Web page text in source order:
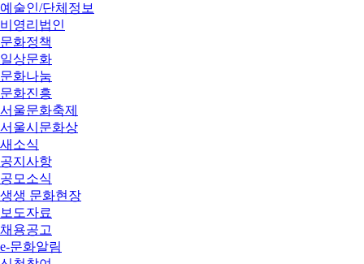
예술인/단체정보
비영리법인
문화정책
일상문화
문화나눔
문화진흥
서울문화축제
서울시문화상
새소식
공지사항
공모소식
생생 문화현장
보도자료
채용공고
e-문화알림